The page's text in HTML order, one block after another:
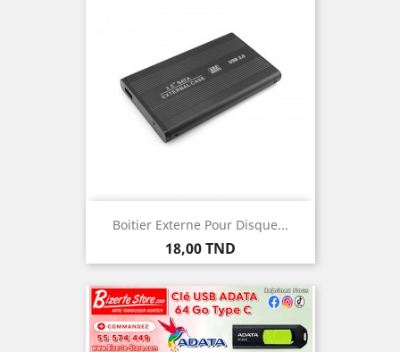
Boitier Externe Pour Disque...
Prix
18,00 TND